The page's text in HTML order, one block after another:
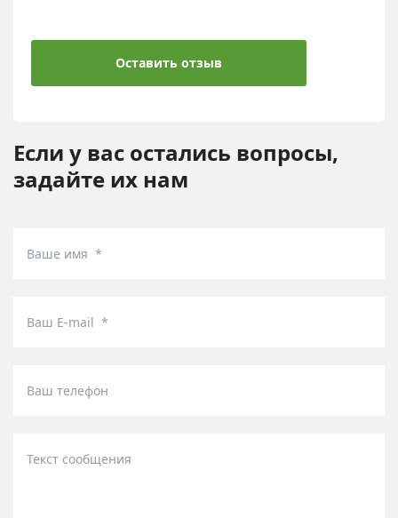
Оставить отзыв
Если у вас остались вопросы,
задайте их нам
Ваше имя *
Ваш E-mail *
Ваш телефон
Текст сообщения